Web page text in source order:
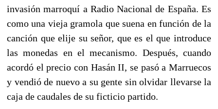
invasión marroquí a Radio Nacional de España. Es
como una vieja gramola que suena en función de la
canción que elije su señor, que es el que introduce
las monedas en el mecanismo. Después, cuando
acordó el precio con Hasán II, se pasó a Marruecos
y vendió de nuevo a su gente sin olvidar llevarse la
caja de caudales de su ficticio partido.